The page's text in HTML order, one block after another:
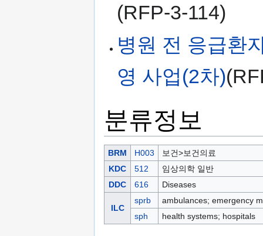
(RFP-3-114)
병원 전 응급환
영 사업(2차)
분류정보
BRM H003
보건>보건의료
KDC
512
임상의학 일반
DDC
616 Diseases
ILC
sprb
ambulances; emergency
sph
health systems; hospitals